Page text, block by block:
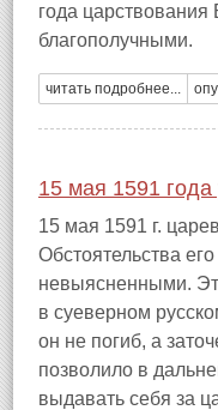
года
благополучными.
читать подробнее...
15 мая 1591
15 мая 1591 г.
Обстоятельства
невыясненными.
в суеверном
он не погиб, а
позволило в
выдавать себя за